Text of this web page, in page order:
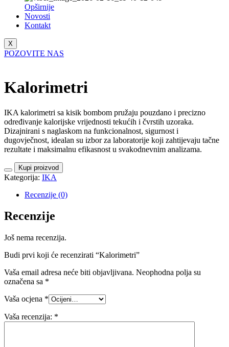
Opširnije
Novosti
Kontakt
X
POZOVITE NAS
Kalorimetri
IKA kalorimetri sa kisik bombom pružaju pouzdano i precizno
određivanje kalorijske vrijednosti tekućih i čvrstih uzoraka.
Dizajnirani s naglaskom na funkcionalnost, sigurnost i
dugovječnost, idealan su izbor za laboratorije koji zahtijevaju tačne
rezultate i maksimalnu efikasnost u svakodnevnim analizama.
Kupi proizvod
Kategorija: IKA
Recenzije (0)
Recenzije
Još nema recenzija.
Budi prvi koji će recenzirati “Kalorimetri”
Vaša email adresa neće biti objavljivana. Neophodna polja su
označena sa *
Vaša ocjena *
Vaša recenzija: *